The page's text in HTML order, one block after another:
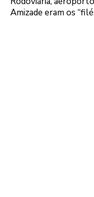
Amizade eram os